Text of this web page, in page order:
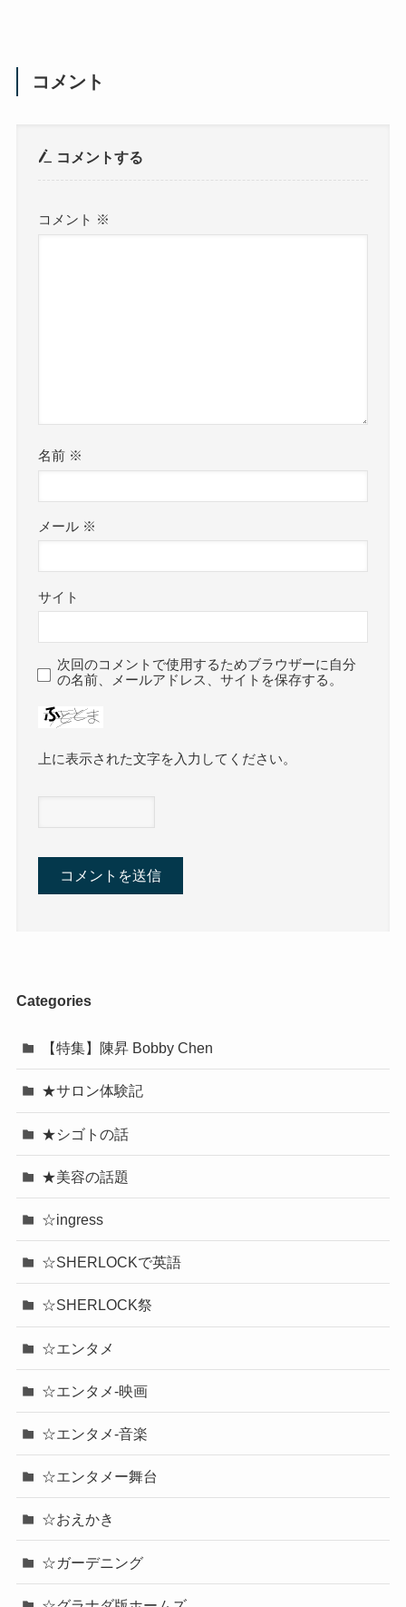
コメント
コメントする
コメント ※
名前 ※
メール ※
サイト
次回のコメントで使用するためブラウザーに自分
の名前、メールアドレス、サイトを保存する。
上に表示された文字を入力してください。
Categories
【特集】陳昇 Bobby Chen
★サロン体験記
★シゴトの話
★美容の話題
☆ingress
☆SHERLOCKで英語
☆SHERLOCK祭
☆エンタメ
☆エンタメ-映画
☆エンタメ-音楽
☆エンタメー舞台
☆おえかき
☆ガーデニング